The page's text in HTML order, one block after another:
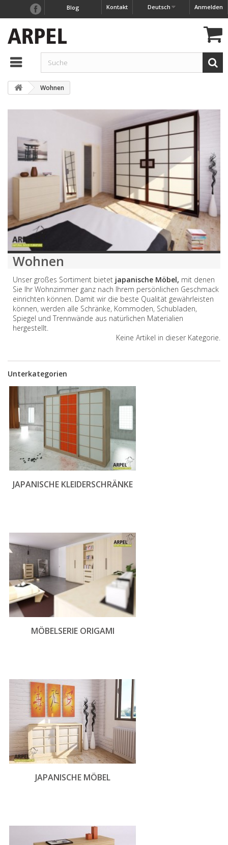
Anmelden
Deutsch
Kontakt
Blog
Wohnen
Wohnen
Unser großes Sortiment bietet japanische Möbel, mit denen
Sie Ihr Wohnzimmer ganz nach Ihrem persönlichen Geschmack
einrichten können. Damit wir die beste Qualität gewährleisten
können, werden alle Schränke, Kommoden, Schubladen,
Spiegel und Trennwände aus natürlichen Materialien
hergestellt.
Keine Artikel in dieser Kategorie.
Unterkategorien
JAPANISCHE KLEIDERSCHRÄNKE
MÖBELSERIE ORIGAMI
JAPANISCHE MÖBEL